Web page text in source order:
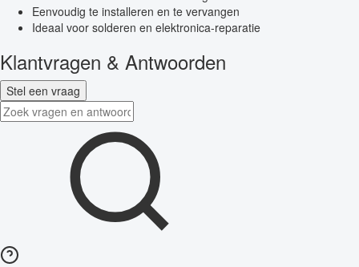
Eenvoudig te installeren en te vervangen
Ideaal voor solderen en elektronica-reparatie
Klantvragen & Antwoorden
Stel een vraag